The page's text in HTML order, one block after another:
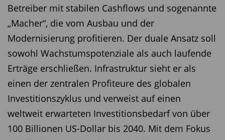
Betreiber mit stabilen Cashflows und sogenannte
„Macher“, die vom Ausbau und der
Modernisierung profitieren. Der duale Ansatz soll
sowohl Wachstumspotenziale als auch laufende
Erträge erschließen. Infrastruktur sieht er als
einen der zentralen Profiteure des globalen
Investitionszyklus und verweist auf einen
weltweit erwarteten Investitionsbedarf von über
100 Billionen US-Dollar bis 2040. Mit dem Fokus